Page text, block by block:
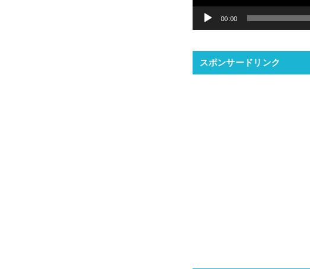
ヤ
00:00
スポンサードリンク